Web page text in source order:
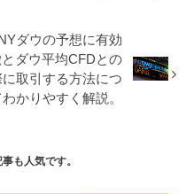
ダウの予想に有効
ダウ平均CFDとの
取引する方法につ
かりやすく解説。
も人気です。